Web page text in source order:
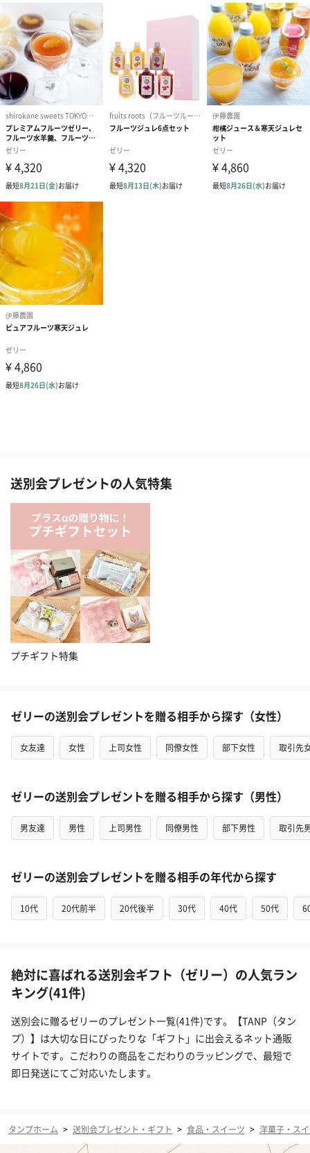
送別会プレゼントの人気特集
プチギフト特集
ゼリーの送別会プレゼントを贈る相手から探す（女性）
女友達 女性 上司女性 同僚女性 部下女性 取引先
ゼリーの送別会プレゼントを贈る相手から探す（男性）
男友達 男性 上司男性 同僚男性 部下男性 取引先
ゼリーの送別会プレゼントを贈る相手の年代から探す
10代 20代前半 20代後半 30代 40代 50代
絶対に喜ばれる送別会ギフト（ゼリー）の人気ラン
キング(41件)
送別会に贈るゼリーのプレゼント一覧(41件)です。【TANP（タン
プ）】は大切な日にぴったりな「ギフト」に出会えるネット通販
サイトです。こだわりの商品をこだわりのラッピングで、最短で
即日発送にてご対応いたします。
タンプホーム > 送別会プレゼント・ギフト > 食品・スイーツ > 洋菓子・ス